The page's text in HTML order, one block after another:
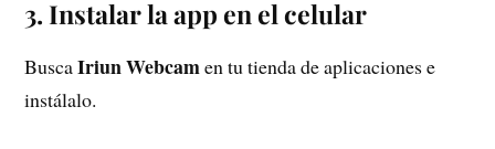
3. Instalar la app en el celular
BuscaIriun Webcamen tu tienda de aplicaciones e
instálalo.